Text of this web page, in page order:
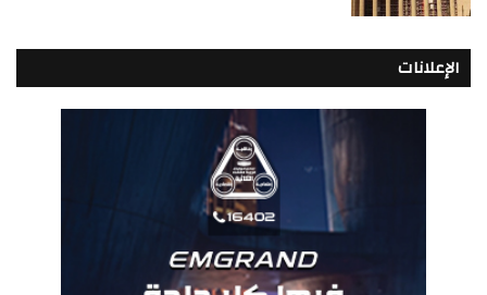
الإعلانات